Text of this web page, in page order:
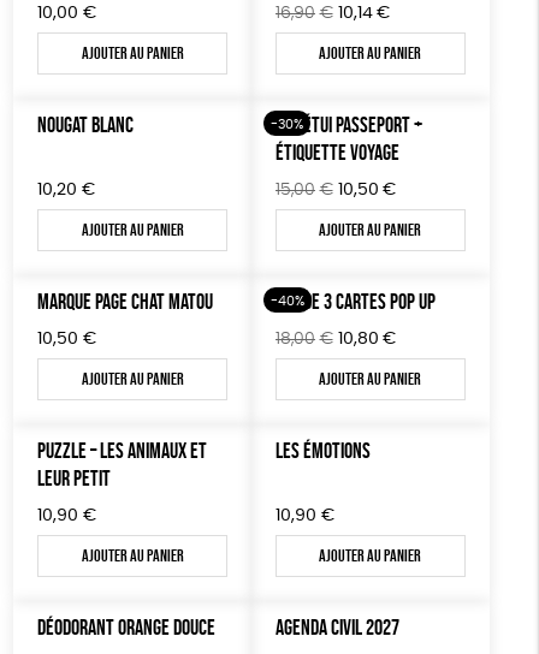
10,00 €
Ajouter au panier
16,90 € Le
prix
initial
10,14 €Le
prix
actuel
Ajouter au panier
NOUGAT BLANC
10,20 €
Ajouter au panier
-30%
LOT ÉTUI PASSEPORT +
ÉTIQUETTE VOYAGE
15,00 € Le
prix
initial
10,50 €Le
prix
actuel
Ajouter au panier
MARQUE PAGE CHAT MATOU
10,50 €
Ajouter au panier
-40%
LOT DE 3 CARTES POP UP
18,00 € Le
prix
initial
10,80 €Le
prix
actuel
Ajouter au panier
PUZZLE – LES ANIMAUX ET
LEUR PETIT
10,90 €
Ajouter au panier
LES ÉMOTIONS
10,90 €
Ajouter au panier
DÉODORANT ORANGE DOUCE AGENDA CIVIL 2027